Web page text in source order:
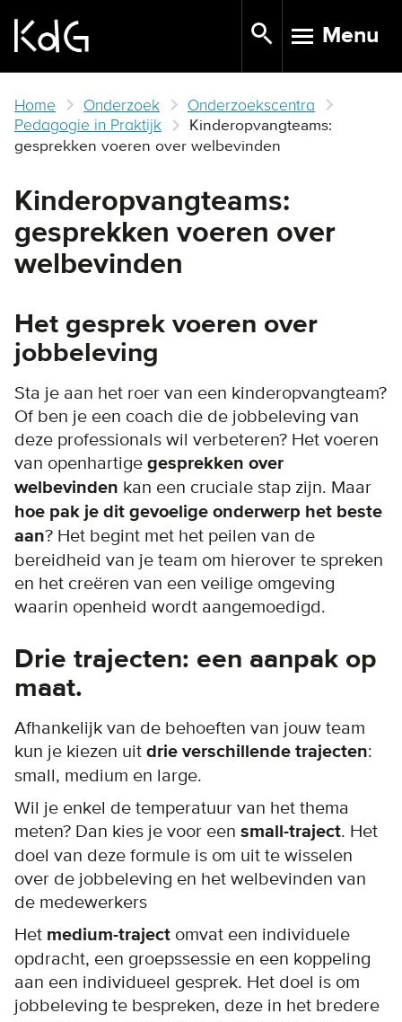
main
TOGGLE
Menu
Home Onderzoek
Onderzoekscentra
Pedagogie in Praktijk
Kinderopvangteams:
gesprekken voeren over welbevinden
Kinderopvangteams:
gesprekken voeren over
welbevinden
Het gesprek voeren over
jobbeleving
Sta je aan het roer van een kinderopvangteam?
Of ben je een coach die de jobbeleving van
deze professionals wil verbeteren? Het voeren
van openhartige gesprekken over
welbevinden kan een cruciale stap zijn. Maar
hoe pak je dit gevoelige onderwerp het beste
aan? Het begint met het peilen van de
bereidheid van je team om hierover te spreken
en het creëren van een veilige omgeving
waarin openheid wordt aangemoedigd.
Drie trajecten: een aanpak op
maat.
Afhankelijk van de behoeften van jouw team
kun je kiezen uit drie verschillende trajecten:
small, medium en large.
Wil je enkel de temperatuur van het thema
meten? Dan kies je voor een small-traject. Het
doel van deze formule is om uit te wisselen
over de jobbeleving en het welbevinden van
de medewerkers
Het medium-traject omvat een individuele
opdracht, een groepssessie en een koppeling
aan een individueel gesprek. Het doel is om
jobbeleving te bespreken, deze in het bredere